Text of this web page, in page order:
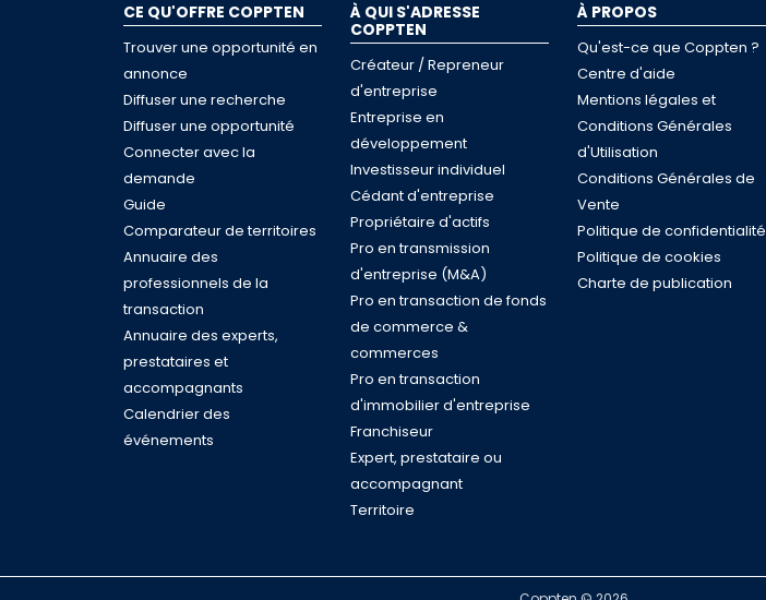
CE QU'OFFRE COPPTEN
Trouver une opportunité en
annonce
Diffuser une recherche
Diffuser une opportunité
Connecter avec la
demande
Guide
Comparateur de territoires
Annuaire des
professionnels de la
transaction
Annuaire des experts,
prestataires et
accompagnants
Calendrier des
événements
À QUI S'ADRESSE
COPPTEN
Créateur / Repreneur
d'entreprise
Entreprise en
développement
Investisseur individuel
Cédant d'entreprise
Propriétaire d'actifs
Pro en transmission
d'entreprise (M&A)
Pro en transaction de fonds
de commerce &
commerces
Pro en transaction
d'immobilier d'entreprise
Franchiseur
Expert, prestataire ou
accompagnant
Territoire
À PROPOS
Qu'est-ce que Coppten ?
Centre d'aide
Mentions légales et
Conditions Générales
d'Utilisation
Conditions Générales de
Vente
Politique de confidentialité
Politique de cookies
Charte de publication